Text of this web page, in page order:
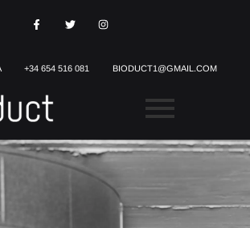
+34 654 516 081 BIODUCT1@GMAIL.COM